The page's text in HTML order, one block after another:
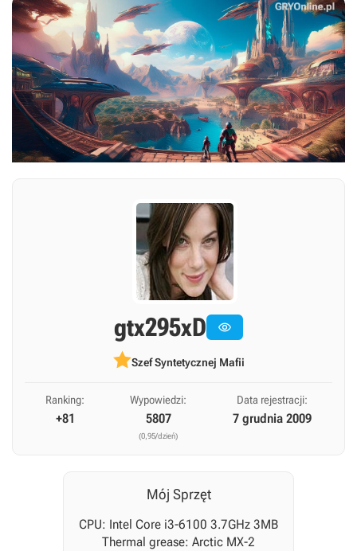
gtx295xD 
Szef Syntetycznej Mafii
Ranking:
+81
Wypowiedzi:
5807
(0,95/dzień)
Data rejestracji:
7 grudnia 2009
Mój Sprzęt
CPU: Intel Core i3-6100 3.7GHz 3MB
Thermal grease: Arctic MX-2